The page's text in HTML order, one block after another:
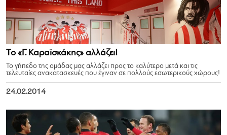
Το «Γ. Καραϊσκάκης» αλλάζει!
Το γήπεδο της ομάδας μας αλλάζει προς το καλύτερο μετά και τις
τελευταίες ανακατασκευές που έγιναν σε πολλούς εσωτερικούς χώρους!
24.02.2014